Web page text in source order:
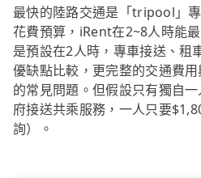
最快的陸路交通是「tripool」
花費預算，iRent在2~8人時能
是預設在2人時，專車接送、租
優缺點比較，更完整的交通費
的常見問題。但假設只有獨自
府接送共乘服務，一人只要
詢）。